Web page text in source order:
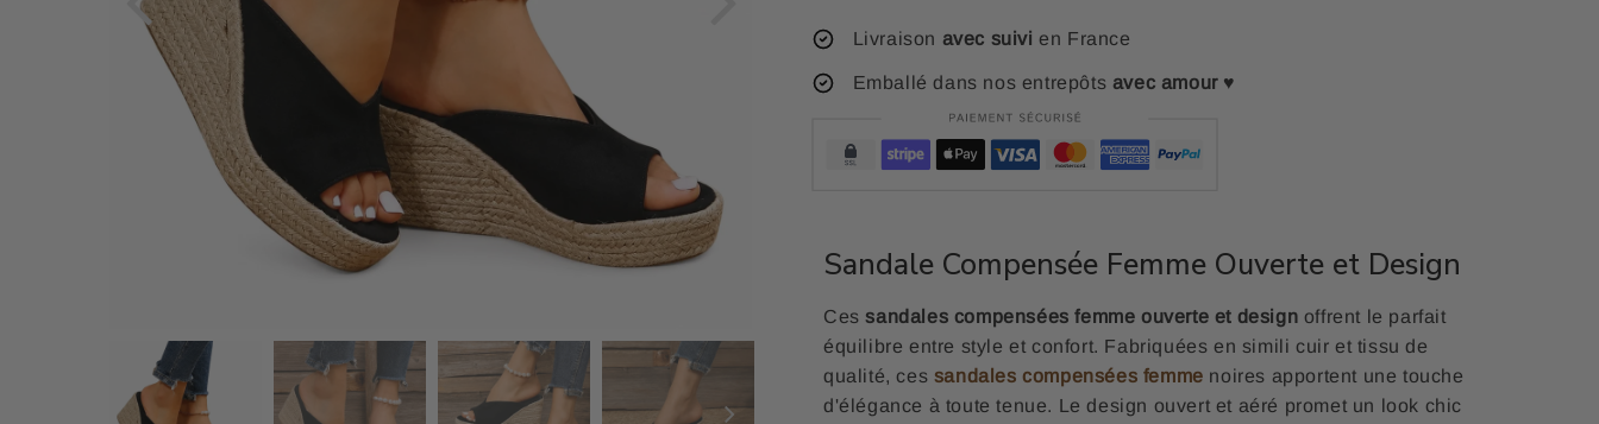
Livraison avec suivi en France
Emballé dans nos entrepôts avec amour ♥
Sandale Compensée Femme Ouverte et Design
Cessandales compensées femme ouverte et design offrent le parfait
équilibre entre style et confort. Fabriquées en simili cuir et tissu de
qualité, ces sandales compensées femme noires apportent une touche
d'élégance à toute tenue. Le design ouvert et aéré promet un look chic